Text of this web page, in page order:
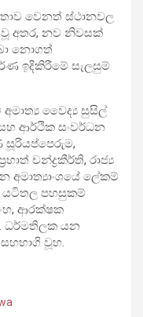
වෙනත් ස්ථානවල
වූ අතර, නව නිවසක්
නොගත්
ඉදිකිරීමේ සැලසුම්
අමාත්‍ය වෛද්‍ය සුසිල්
සහ ආර්ථික සංවර්ධන
සූරියප්පෙරුම,
චන්ද්‍රකීර්ති, රාජ්‍ය
අමාත්‍යාංශයේ ලේකම්
යටිතල පහසුකම්
ආරක්ෂක
ධර්මතිලක යන
වූහ.